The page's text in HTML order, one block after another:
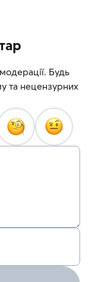
Будь
та нецензурних